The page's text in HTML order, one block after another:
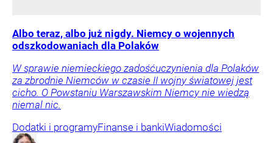
Albo teraz, albo już nigdy. Niemcy o wojennych
odszkodowaniach dla Polaków
W sprawie niemieckiego zadośćuczynienia dla Polaków
za zbrodnie Niemców w czasie II wojny światowej jest
cicho. O Powstaniu Warszawskim Niemcy nie wiedzą
niemal nic.
Dodatki i programyFinanse i bankiWiadomości